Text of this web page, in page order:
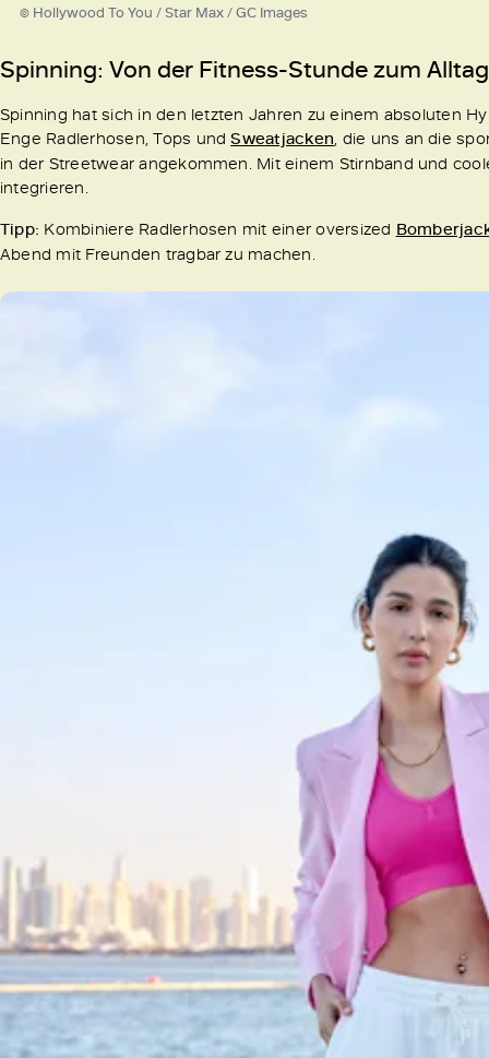
© Hollywood To You / Star Max / GC Images
Spinning: Von der Fitness-Stunde zum
Spinning hat sich in den letzten Jahren zu einem absoluten
Enge Radlerhosen, Tops undSweatjacken , die uns an die
in der Streetwear angekommen. Mit einem Stirnband und
integrieren.
Tipp: Kombiniere Radlerhosen mit einer oversized
Abend mit Freunden tragbar zu machen.